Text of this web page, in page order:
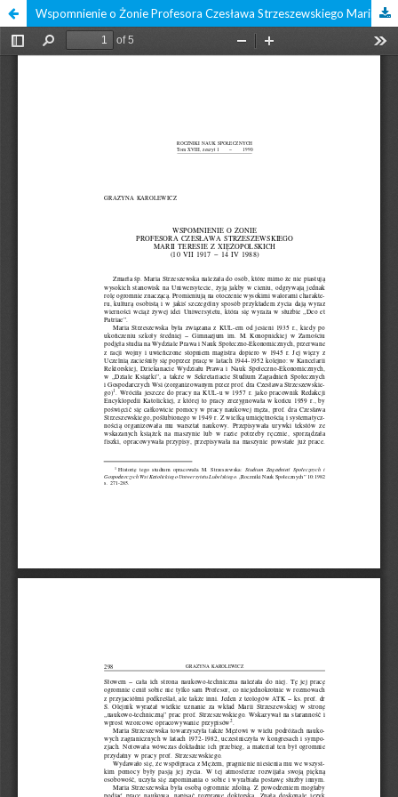
Wspomnienie o Żonie Profesora Czesława Strzeszewskiego Marii Teresie z Xiężopolskich (10 VII 1917 - 14 IV 1988)